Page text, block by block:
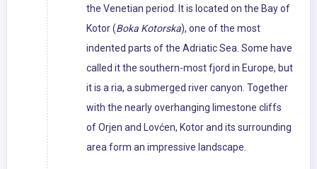
the Venetian period. It is located on the Bay of
Kotor (Boka Kotorska), one of the most
indented parts of the Adriatic Sea. Some have
called it the southern-most fjord in Europe, but
it is a ria, a submerged river canyon. Together
with the nearly overhanging limestone cliffs
of Orjen and Lovćen, Kotor and its surrounding
area form an impressive landscape.